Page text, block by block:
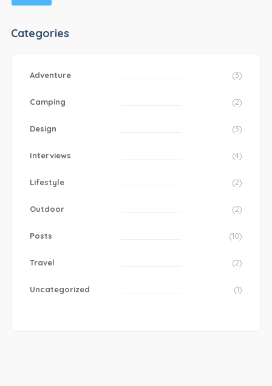
Categories
Adventure (3)
Camping (2)
Design (3)
Interviews (4)
Lifestyle (2)
Outdoor (2)
Posts (10)
Travel (2)
Uncategorized (1)